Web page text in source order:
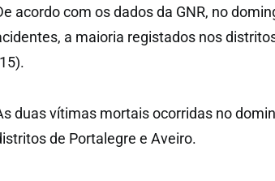
acordo com os dados da GNR, no
a maioria registados nos
duas vítimas mortais ocorridas no
de Portalegre e Aveiro.